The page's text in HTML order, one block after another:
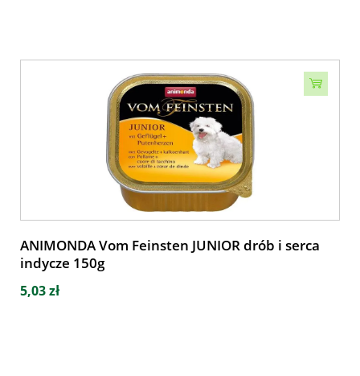
ANIMONDA Vom Feinsten JUNIOR drób i serca
indycze 150g
5,03 zł